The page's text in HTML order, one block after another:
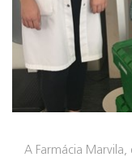
A Farmácia